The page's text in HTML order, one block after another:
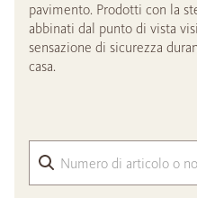
pavimento. Prodotti con la
abbinati dal punto di vista
sensazione di sicurezza
casa.